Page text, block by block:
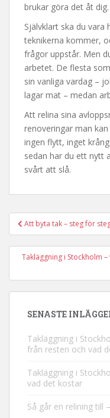
brukar göra det åt dig.
Självklart ska du
teknikerna kommer,
frågor uppstår. Men
arbetet. De flesta
sin vanliga vardag –
lagar mat – medan
Att relina sina
renoveringar man
ingen flytt, inget
sedan har du ett nytt
svårt att slå.
Att byta tak – steg för
Takläggning i Stockholm
SENASTE
Takläggning i
från resten och vad
Takläggning i
vad det kostar
Så går en relining till